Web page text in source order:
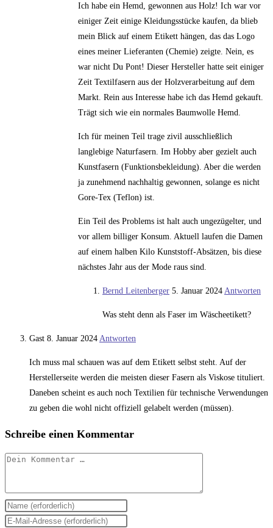
Ich habe ein Hemd, gewonnen aus Holz! Ich war vor
einiger Zeit einige Kleidungsstücke kaufen, da blieb
mein Blick auf einem Etikett hängen, das das Logo
eines meiner Lieferanten (Chemie) zeigte. Nein, es
war nicht Du Pont! Dieser Hersteller hatte seit einiger
Zeit Textilfasern aus der Holzverarbeitung auf dem
Markt. Rein aus Interesse habe ich das Hemd gekauft.
Trägt sich wie ein normales Baumwolle Hemd.
Ich für meinen Teil trage zivil ausschließlich
langlebige Naturfasern. Im Hobby aber gezielt auch
Kunstfasern (Funktionsbekleidung). Aber die werden
ja zunehmend nachhaltig gewonnen, solange es nicht
Gore-Tex (Teflon) ist.
Ein Teil des Problems ist halt auch ungezügelter, und
vor allem billiger Konsum. Aktuell laufen die Damen
auf einem halben Kilo Kunststoff-Absätzen, bis diese
nächstes Jahr aus der Mode raus sind.
Bernd Leitenberger 5. Januar 2024 Antworten
Was steht denn als Faser im Wäscheetikett?
Gast 8. Januar 2024 Antworten
Ich muss mal schauen was auf dem Etikett selbst steht. Auf der
Herstellerseite werden die meisten dieser Fasern als Viskose tituliert.
Daneben scheint es auch noch Textilien für technische Verwendungen
zu geben die wohl nicht offiziell gelabelt werden (müssen).
Schreibe einen Kommentar
Kommentar
Gib
deinen
Gib